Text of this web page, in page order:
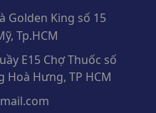
Golden King số 15
Tp.HCM
E15 Chợ Thuốc số
Hoà Hưng, TP HCM